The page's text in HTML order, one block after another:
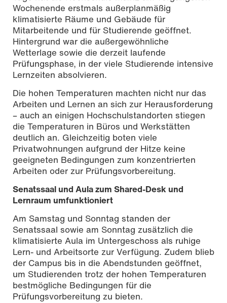
Wochenende erstmals außerplanmäßig
klimatisierte Räume und Gebäude für
Mitarbeitende und für Studierende geöffnet.
Hintergrund war die außergewöhnliche
Wetterlage sowie die derzeit laufende
Prüfungsphase, in der viele Studierende intensive
Lernzeiten absolvieren.
Die hohen Temperaturen machten nicht nur das
Arbeiten und Lernen an sich zur Herausforderung
– auch an einigen Hochschulstandorten stiegen
die Temperaturen in Büros und Werkstätten
deutlich an. Gleichzeitig boten viele
Privatwohnungen aufgrund der Hitze keine
geeigneten Bedingungen zum konzentrierten
Arbeiten oder zur Prüfungsvorbereitung.
Senatssaal und Aula zum Shared-Desk und
Lernraum umfunktioniert
Am Samstag und Sonntag standen der
Senatssaal sowie am Sonntag zusätzlich die
klimatisierte Aula im Untergeschoss als ruhige
Lern- und Arbeitsorte zur Verfügung. Zudem blieb
der Campus bis in die Abendstunden geöffnet,
um Studierenden trotz der hohen Temperaturen
bestmögliche Bedingungen für die
Prüfungsvorbereitung zu bieten.